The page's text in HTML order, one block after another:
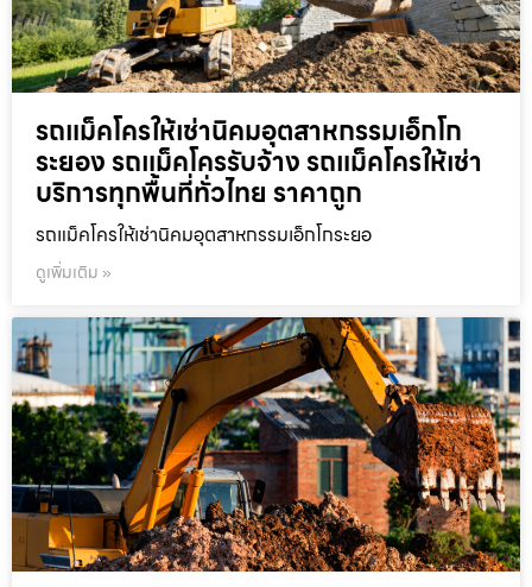
รถแม็คโครให้เช่านิคมอุตสาหกรรมเอ็กโก
ระยอง รถแม็คโครรับจ้าง รถแม็คโครให้เช่า
บริการทุกพื้นที่ทั่วไทย ราคาถูก
รถแม็คโครให้เช่านิคมอุตสาหกรรมเอ็กโกระยอ
ดูเพิ่มเติม »